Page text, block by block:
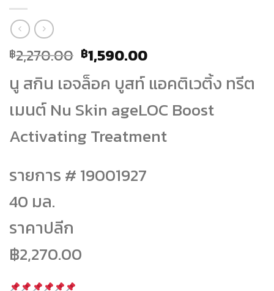
฿2,270.00 Original
price
was:
฿2,270.00.
฿1,590.00Current
is:
นู สกิน เอจล็อค บูสท์ แอคติเวติ้ง ทรีต
เมนต์ Nu Skin ageLOC Boost
Activating Treatment
รายการ # 19001927
40 มล.
ราคาปลีก
฿2,270.00